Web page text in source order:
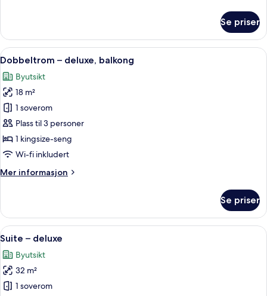
–
classic
Se priser
Åpne
alle
bildene
av
Dobbeltrom
–
deluxe,
balkong
Dobbeltrom – deluxe, balkong |
5
Dobbeltrom – deluxe, balkong
Byutsikt
18 m²
1 soverom
Plass til 3 personer
1 kingsize-seng
Wi-fi inkludert
Mer informasjon
Mer
–
deluxe,
balkong
Se priser
Åpne
alle
bildene
av
Suite
4
Suite – deluxe
Byutsikt
32 m²
1 soverom